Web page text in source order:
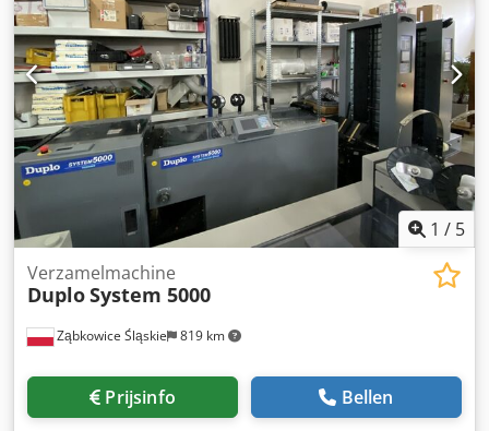
snijlatten, aanslagblok en gereedschap.
1 / 5
Ząbkowice Śląskie 819 km
Verzamelmachine
DuploSystem 5000
Prijsinfo Bellen